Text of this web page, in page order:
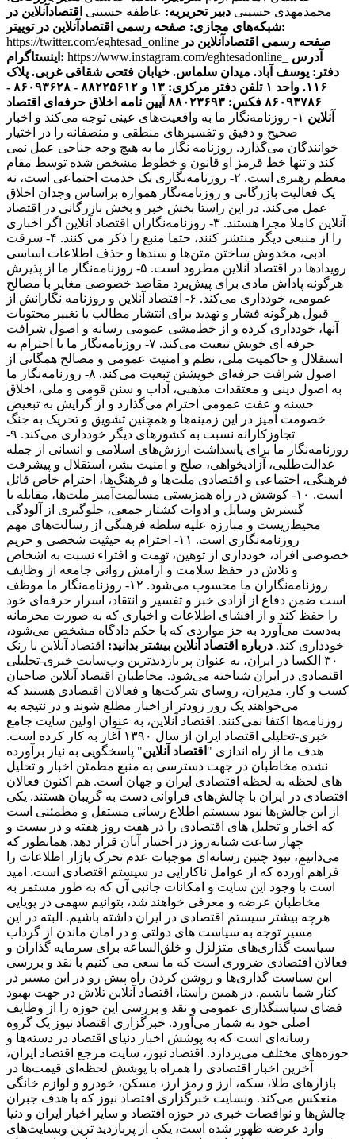
محمدمهدی حسینی دبیر تحریریه: عاطفه حسینی اقتصادآنلاین در
شبکه‌های مجازی:صفحه رسمی اقتصادآنلاین در توییتر:
https://twitter.com/eghtesad_online صفحه رسمی اقتصادآنلاین در
اینستاگرام: https://www.instagram.com/eghtesadonline_ آدرس
دفتر: یوسف آباد. میدان سلماس. خیابان فتحی شقاقی غربی. پلاک
۱۱۶. واحد ۱
تلفن دفتر مرکزی: ۱۳ و ۸۸۲۲۵۶۱۲ - ۸۶۰۹۳۶۲۸ -
۸۶۰۹۳۷۸۶ فکس: ۸۸۰۲۳۶۹۳
آیین نامه اخلاق حرفه‌ای اقتصاد
آنلاین
۱- روزنامه‌نگار ما به واقعیت‌های عینی توجه می‌کند و اخبار
صحیح و دقیق و تفسیرهای منطقی و منصفانه را در اختیار
خوانندگان می‌گذارد. روزنامه نگار ما به هیچ وجه جناحی عمل نمی
کند و تنها خط قرمز او قانون و خطوط مشخص شده توسط مقام
معظم رهبری است. ۲- روزنامه‌نگاری یک خدمت اجتماعی است، نه
یک فعالیت بازرگانی و روزنامه‌نگار همواره براساس وجدان اخلاق
عمل می‌کند. در این راستا بخش خبر و بخش بازرگانی در اقتصاد
آنلاین کاملا مجزا هستند. ۳- روزنامه‌نگاران اقتصاد آنلاین اگر اخباری
را از منبعی دیگر منتشر کنند، حتما منبع را ذکر می کنند. ۴- سرقت
ادبی، مخدوش ساختن متن‌ها و سندها و حذف اطلاعات اساسی
رویدادها در اقتصاد آنلاین مطرود است. ۵- روزنامه‌نگار ما از پذیرش
هرگونه پاداش مادی برای پیش‌برد مقاصد خصوصی مغایر با مصالح
عمومی، خودداری می‌کند. ۶- اقتصاد آنلاین و روزنامه نگارانش از
قبول هرگونه فشار و تهدید برای انتشار مطالب یا تغییر محتویات
آنها، خودداری کرده و از خط‌مشی عمومی رسانه و اصول شرافت
حرفه ای خویش تبعیت می‌کند. ۷- روزنامه‌نگار ما با احترام به
استقلال و حاکمیت ملی، نظم و امنیت عمومی و مصالح همگانی از
اصول شرافت حرفه‌ای خویشتن تبعیت می‌کند. ۸- روزنامه‌نگار ما
به اصول دینی و معتقدات مذهبی، آداب و سنن قومی و ملی، اخلاق
حسنه و عفت عمومی احترام می‌گذارد و از گرایش به تبعیض
خصومت آمیز در این زمینه‌ها و همچنین تشویق و تحریک به جنگ
تجاوزکارانه نسبت به کشورهای دیگر خودداری می‌کند. ۹-
روزنامه‌نگار ما برای پاسداشت ارزش‌های اسلامی و انسانی از جمله
عدالت‌طلبی، آزادیخواهی، صلح و امنیت بشر، استقلال و پیشرفت
فرهنگی، اجتماعی و اقتصادی ملت‌ها و فرهنگ‌ها، احترام خاص قائل
است. ۱۰- کوشش در راه همزیستی مسالمت‌آمیز ملت‌ها، مقابله با
گسترش وسایل و ادوات کشتار جمعی، جلوگیری از آلودگی
محیط‌زیست و مبارزه علیه سلطه فرهنگی از رسالت‌های مهم
روزنامه‌نگاری است. ۱۱- احترام به حیثیت شخصی و حریم
خصوصی افراد، خودداری از توهین، تهمت و افتراء نسبت به اشخاص
و تلاش در حفظ سلامت و آرامش روانی جامعه از وظایف
روزنامه‌نگاران ما محسوب می‌شود. ۱۲- روزنامه‌نگار ما موظف
است ضمن دفاع از آزادی خبر و تفسیر و انتقاد، اسرار حرفه‌ای خود
را حفظ کند و از افشای اطلاعات و اخباری که به صورت محرمانه
به‌دست می‌آورد به جز مواردی که با حکم دادگاه مشخص می‌شود،
خودداری کند. درباره اقتصاد آنلاین بیشتر بدانید: اقتصاد آنلاین با رنک
۳۰ الکسا در ایران، به عنوان پر بازدیدترین وب‌سایت خبری-تحلیلی
اقتصادی در ایران شناخته می‌شود. مخاطبان اقتصاد آنلاین صاحبان
کسب و کار، مدیران، روسای شرکت‌ها و فعالان اقتصادی هستند که
می‌خواهند یک روز زودتر از اخبار مطلع شوند و در نتیجه به
روزنامه‌ها اکتفا نمی‌کنند. اقتصاد آنلاین، به عنوان اولین سایت جامع
خبری-تحلیلی اقتصاد ایران از سال ۱۳۹۰ آغاز به کار کرده است.
هدف ما از راه اندازی " اقتصاد آنلاین" پاسخگویی به نیاز برآورده
نشده مخاطبان در جهت دسترسی به منبع مطمئن اخبار و تحلیل
های لحظه به لحظه اقتصادی ایران و جهان است. هم اکنون فعالان
اقتصادی در ایران با چالش‌های فراوانی دست به گریبان هستند. یکی
از این چالش‌ها نبود سیستم اطلاع رسانی مستقل و مطمئنی است
که اخبار و تحلیل های اقتصادی را در هفت روز هفته و در بیست و
چهار ساعت شبانه‌روز در اختیار آنان قرار دهد. همانطور که
می‌دانیم، نبود چنین رسانه‌ای موجبات عدم تحرک بازار اطلاعات را
فراهم آورده که از عوامل ناکارایی در سیستم اقتصادی است. امید
است با وجود این سایت و امکانات جانبی آن که به طور مستمر به
مخاطبان عرضه و معرفی خواهند شد، بتوانیم سهمی در پویایی
هرچه بیشتر سیستم اقتصادی در ایران داشته باشیم. البته در این
مسیر توجه به سیاست های دولتی و در امان ماندن از گرداب
سیاست گذاری‌های متزلزل و خلق‌الساعه برای سرمایه گذاران و
فعالان اقتصادی ضروری است که ما سعی می کنیم با نقد و بررسی
این سیاست گذاری‌ها و روشن کردن راه پیش رو در این مسیر در
کنار شما باشیم. در همین راستا، اقتصاد آنلاین تلاش در جهت بهبود
فضای سیاستگذاری عمومی و نقد و بررسی این حوزه را از وظایف
اصلی خود به شمار می‌آورد. خبرگزاری اقتصاد نیوز یک گروه
رسانه‌ای است که به پوشش اخبار دنیای اقتصاد در دسته‌ها و
حوزه‌های مختلف می‌پردازد. اقتصاد نیوز، سایت مرجع اقتصاد ایران،
آخرین اخبار اقتصادی را همراه با پوشش لحظه‌ای قیمت‌ها در
بازارهای طلا، سکه، ارز و رمز ارز، مسکن، خودرو و لوازم خانگی
منعکس می‌کند. وبسایت خبرگزاری اقتصاد نیوز که با هدف جبران
چالش‌ها و نواقصات خبری در حوزه اقتصاد و سایر اخبار ایران و دنیا
وارد عرضه ظهور شده است، یکی از پربازدید ترین وبسایت‌های